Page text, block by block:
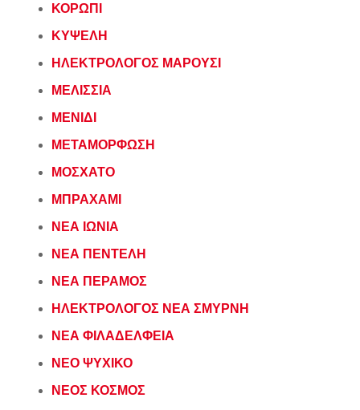
ΚΟΡΩΠΙ
ΚΥΨΕΛΗ
ΗΛΕΚΤΡΟΛΟΓΟΣ ΜΑΡΟΥΣΙ
ΜΕΛΙΣΣΙΑ
ΜΕΝΙΔΙ
ΜΕΤΑΜΟΡΦΩΣΗ
ΜΟΣΧΑΤΟ
ΜΠΡΑΧΑΜΙ
ΝΕΑ ΙΩΝΙΑ
ΝΕΑ ΠΕΝΤΕΛΗ
ΝΕΑ ΠΕΡΑΜΟΣ
ΗΛΕΚΤΡΟΛΟΓΟΣ ΝΕΑ ΣΜΥΡΝΗ
ΝΕΑ ΦΙΛΑΔΕΛΦΕΙΑ
ΝΕΟ ΨΥΧΙΚΟ
ΝΕΟΣ ΚΟΣΜΟΣ